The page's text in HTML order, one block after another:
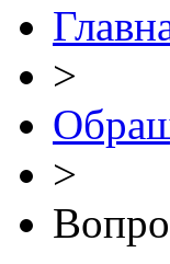
>
>